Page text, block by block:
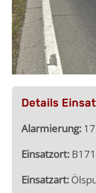
Details
Alarmierung:
Einsatzort: B171
Einsatzart: